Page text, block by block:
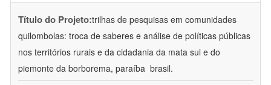
Título do Projeto:trilhas de pesquisas em comunidades
quilombolas: troca de saberes e análise de políticas públicas
nos territórios rurais e da cidadania da mata sul e do
piemonte da borborema, paraíba  brasil.